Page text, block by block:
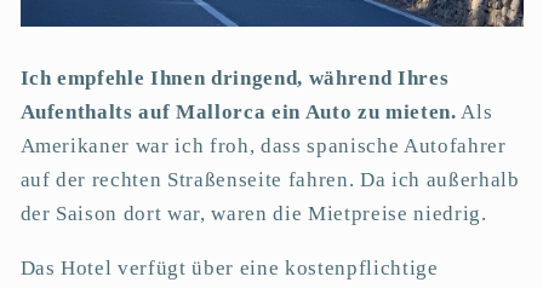
Ich empfehle Ihnen dringend, während Ihres
Aufenthalts auf Mallorca ein Auto zu mieten. Als
Amerikaner war ich froh, dass spanische Autofahrer
auf der rechten Straßenseite fahren. Da ich außerhalb
der Saison dort war, waren die Mietpreise niedrig.
Das Hotel verfügt über eine kostenpflichtige